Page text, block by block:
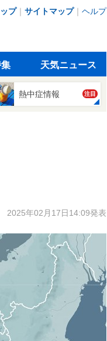
プ｜ サイトマップ｜ ヘルプ
天気ニュース
熱中症情報 注目
2025年02月17日14:09発表